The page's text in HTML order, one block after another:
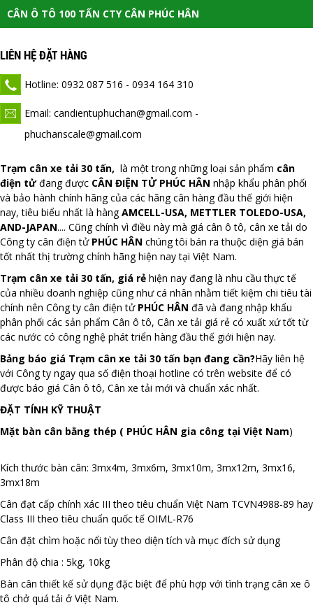
CÂN Ô TÔ 100 TẤN CTY CÂN PHÚC HÂN
LIÊN HỆ ĐẶT HÀNG
Hotline: 0932 087 516 - 0934 164 310
Email: candientuphuchan@gmail.com -
phuchanscale@gmail.com
Trạm cân xe tải 30 tấn, là một trong những loại sản phẩm cân
điện tửđang được CÂN ĐIỆN TỬ PHÚC HÂN nhập khẩu phân phối
và bảo hành chính hãng của các hãng cân hàng đầu thế giới hiện
nay, tiêu biểu nhất là hàngAMCELL-USA, METTLER TOLEDO-USA,
AND-JAPAN.... Cũng chính vì điều này mà giá cân ô tô, cân xe tải do
Công ty cân điện tử PHÚC HÂN chúng tôi bán ra thuộc diện giá bán
tốt nhất thị trường chính hãng hiện nay tại Việt Nam.
Trạm cân xe tải 30 tấn, giá rẻ hiện nay đang là nhu cầu thực tế
của nhiều doanh nghiệp cũng như cá nhân nhằm tiết kiệm chi tiêu tài
chính nên Công ty cân điện tử PHÚC HÂN đã và đang nhập khẩu
phân phối các sản phẩm Cân ô tô, Cân xe tải giá rẻ có xuất xứ tốt từ
các nước có công nghệ phát triển hàng đầu thế giới hiện nay.
Bảng báo giá Trạm cân xe tải 30 tấn bạn đang cần?Hãy liên hệ
với Công ty ngay qua số điện thoại hotline có trên website để có
được báo giá Cân ô tô, Cân xe tải mới và chuẩn xác nhất.
ĐẶT TÍNH KỸ THUẬT
Mặt bàn cân bằng thép ( PHÚC HÂN gia công tại Việt Nam)
Kích thước bàn cân: 3mx4m, 3mx6m, 3mx10m, 3mx12m, 3mx16,
3mx18m
Cân đạt cấp chính xác III theo tiêu chuẩn Việt Nam TCVN4988-89 hay
Class III theo tiêu chuẩn quốc tế OIML-R76
Cân đặt chìm hoặc nổi tùy theo diện tích và mục đích sử dụng
Phân độ chia : 5kg, 10kg
Bàn cân thiết kế sử dụng đặc biệt để phù hợp với tình trạng cân xe ô
tô chở quá tải ở Việt Nam.